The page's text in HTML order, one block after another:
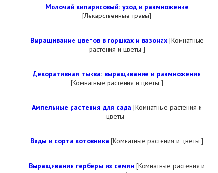
Молочай кипарисовый: уход и размножение
[Лекарственные травы]
Выращивание цветов в горшках и вазонах[Комнатные
растения и цветы ]
Декоративная тыква: выращивание и размножение
[Комнатные растения и цветы ]
Ампельные растения для сада [Комнатные растения и
цветы ]
Виды и сорта котовника [Комнатные растения и цветы ]
Выращивание герберы из семян [Комнатные растения и